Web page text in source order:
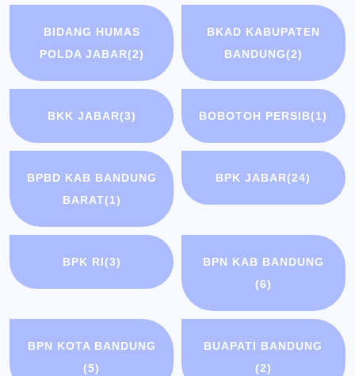
BIDANG HUMAS
POLDA JABAR(2)
BKAD KABUPATEN
BANDUNG(2)
BKK JABAR(3) BOBOTOH PERSIB(1)
BPBD KAB BANDUNG
BARAT(1)
BPK JABAR(24)
BPK RI(3)
BPN KAB BANDUNG
(6)
BPN KOTA BANDUNG
(5)
BUAPATI BANDUNG
(2)